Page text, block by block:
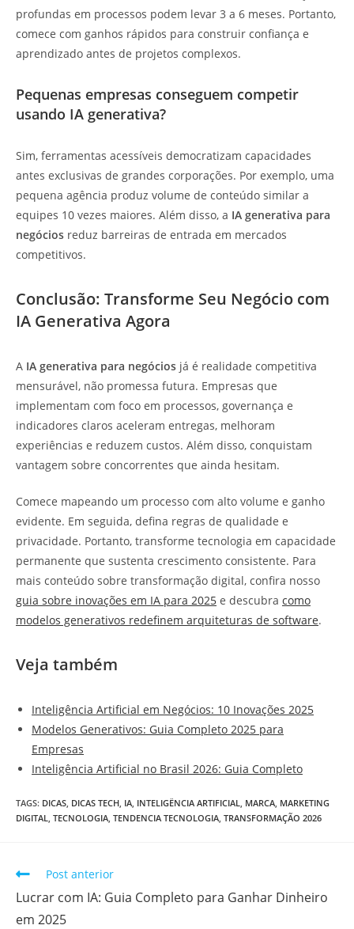
profundas em processos podem levar 3 a 6 meses. Portanto,
comece com ganhos rápidos para construir confiança e
aprendizado antes de projetos complexos.
Pequenas empresas conseguem competir
usando IA generativa?
Sim, ferramentas acessíveis democratizam capacidades
antes exclusivas de grandes corporações. Por exemplo, uma
pequena agência produz volume de conteúdo similar a
equipes 10 vezes maiores. Além disso, a IA generativa para
negócios reduz barreiras de entrada em mercados
competitivos.
Conclusão: Transforme Seu Negócio com
IA Generativa Agora
A IA generativa para negócios já é realidade competitiva
mensurável, não promessa futura. Empresas que
implementam com foco em processos, governança e
indicadores claros aceleram entregas, melhoram
experiências e reduzem custos. Além disso, conquistam
vantagem sobre concorrentes que ainda hesitam.
Comece mapeando um processo com alto volume e ganho
evidente. Em seguida, defina regras de qualidade e
privacidade. Portanto, transforme tecnologia em capacidade
permanente que sustenta crescimento consistente. Para
mais conteúdo sobre transformação digital, confira nosso
guia sobre inovações em IA para 2025 e descubra como
modelos generativos redefinem arquiteturas de software.
Veja também
Inteligência Artificial em Negócios: 10 Inovações 2025
Modelos Generativos: Guia Completo 2025 para
Empresas
Inteligência Artificial no Brasil 2026: Guia Completo
TAGS: DICAS DICAS TECH IA INTELIGËNCIA ARTIFICIAL MARCA MARKETING
DIGITAL TECNOLOGIA TENDENCIA TECNOLOGIA TRANSFORMAÇÃO 2026
Post anterior
Lucrar com IA: Guia Completo para Ganhar Dinheiro
em 2025